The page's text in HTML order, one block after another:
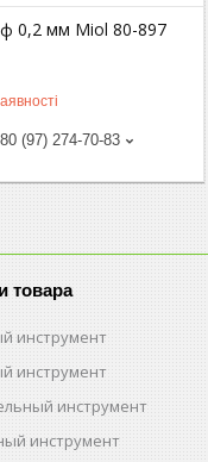
0,2 мм Miol 80-897
(97) 274-70-83
товара
инструмент
инструмент
инструмент
инструмент